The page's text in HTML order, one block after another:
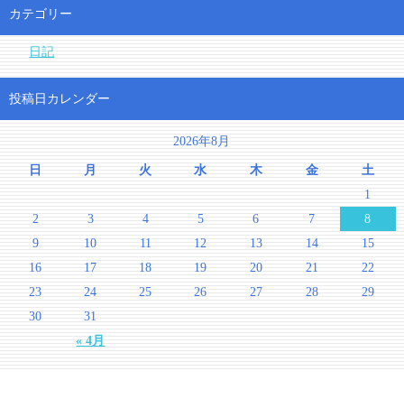
カテゴリー
日記
投稿日カレンダー
2026年8月
日 月 火 水 木 金 土
« 4月
1
2
3 4 5 6 7
8
9
10 11 12 13 14
15
16
17 18 19 20 21
22
23
24 25 26 27 28
29
30
31